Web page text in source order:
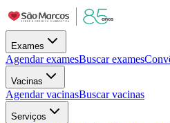
Exames
Agendar examesBuscar exames
Vacinas
Agendar vacinasBuscar vacinas
Serviços